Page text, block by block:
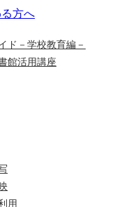
方へ
ド－学校教育編－
館活用講座
用